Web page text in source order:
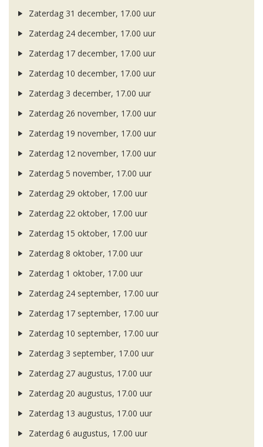
Zaterdag 31 december, 17.00 uur
Zaterdag 24 december, 17.00 uur
Zaterdag 17 december, 17.00 uur
Zaterdag 10 december, 17.00 uur
Zaterdag 3 december, 17.00 uur
Zaterdag 26 november, 17.00 uur
Zaterdag 19 november, 17.00 uur
Zaterdag 12 november, 17.00 uur
Zaterdag 5 november, 17.00 uur
Zaterdag 29 oktober, 17.00 uur
Zaterdag 22 oktober, 17.00 uur
Zaterdag 15 oktober, 17.00 uur
Zaterdag 8 oktober, 17.00 uur
Zaterdag 1 oktober, 17.00 uur
Zaterdag 24 september, 17.00 uur
Zaterdag 17 september, 17.00 uur
Zaterdag 10 september, 17.00 uur
Zaterdag 3 september, 17.00 uur
Zaterdag 27 augustus, 17.00 uur
Zaterdag 20 augustus, 17.00 uur
Zaterdag 13 augustus, 17.00 uur
Zaterdag 6 augustus, 17.00 uur